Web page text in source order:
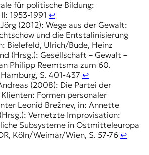
für politische Bildung:
1953-1991 ↩︎
(2012): Wege aus der Gewalt:
und die Entstalinisierung
Bielefeld, Ulrich/Bude, Heinz
(Hrsg.): Gesellschaft – Gewalt –
Philipp Reemtsma zum 60.
S. 401-437 ↩︎
(2008): Die Partei der
Formen personaler
Leonid Brežnev, in: Annette
Vernetzte Improvisation:
Subsysteme in Ostmitteleuropa
Köln/Weimar/Wien, S. 57-76 ↩︎